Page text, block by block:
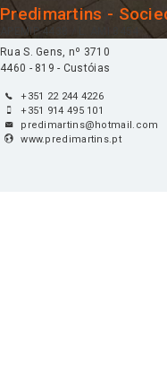
Predimartins -
APEMIP4438 /
Rua S. Gens, nº 3710
4460 - 819 - Custóias
+351 22 244 4226
+351 914 495 101
predimartins@hotmail.com
www.predimartins.pt